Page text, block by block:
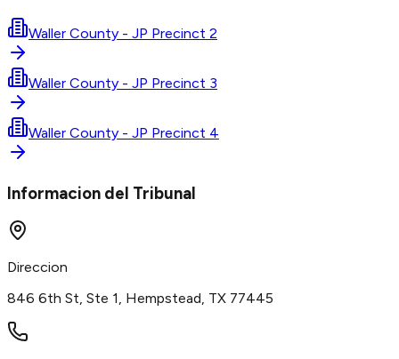
Waller County - JP Precinct 2
Waller County - JP Precinct 3
Waller County - JP Precinct 4
Informacion del Tribunal
Direccion
846 6th St, Ste 1, Hempstead, TX 77445